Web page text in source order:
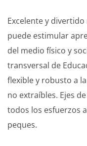
Excelente y
puede estimular
del medio físico y
transversal de
flexible y robusto a
no extraíbles. Ejes
todos los esfuerzos
peques.